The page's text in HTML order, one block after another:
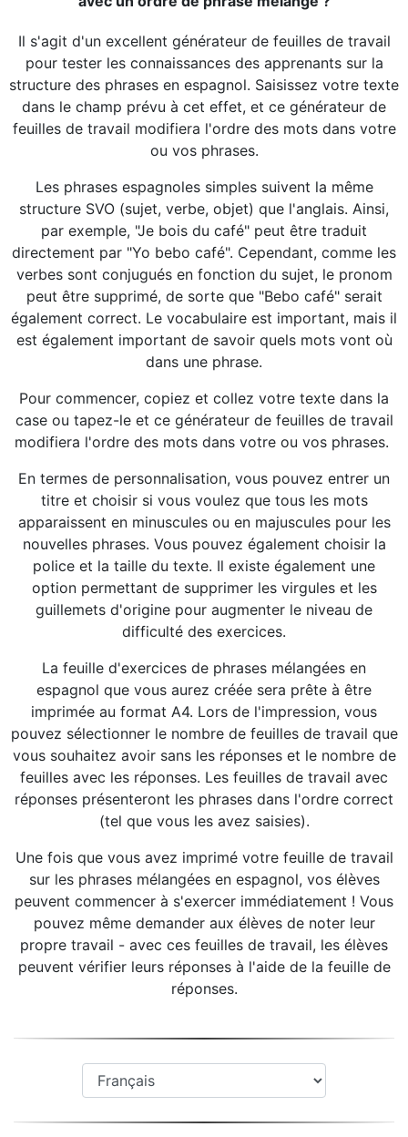
Il s'agit d'un excellent générateur de feuilles de travail
pour tester les connaissances des apprenants sur la
structure des phrases en espagnol. Saisissez votre texte
dans le champ prévu à cet effet, et ce générateur de
feuilles de travail modifiera l'ordre des mots dans votre
ou vos phrases.
Les phrases espagnoles simples suivent la même
structure SVO (sujet, verbe, objet) que l'anglais. Ainsi,
par exemple, "Je bois du café" peut être traduit
directement par "Yo bebo café". Cependant, comme les
verbes sont conjugués en fonction du sujet, le pronom
peut être supprimé, de sorte que "Bebo café" serait
également correct. Le vocabulaire est important, mais il
est également important de savoir quels mots vont où
dans une phrase.
Pour commencer, copiez et collez votre texte dans la
case ou tapez-le et ce générateur de feuilles de travail
modifiera l'ordre des mots dans votre ou vos phrases.
En termes de personnalisation, vous pouvez entrer un
titre et choisir si vous voulez que tous les mots
apparaissent en minuscules ou en majuscules pour les
nouvelles phrases. Vous pouvez également choisir la
police et la taille du texte. Il existe également une
option permettant de supprimer les virgules et les
guillemets d'origine pour augmenter le niveau de
difficulté des exercices.
La feuille d'exercices de phrases mélangées en
espagnol que vous aurez créée sera prête à être
imprimée au format A4. Lors de l'impression, vous
pouvez sélectionner le nombre de feuilles de travail que
vous souhaitez avoir sans les réponses et le nombre de
feuilles avec les réponses. Les feuilles de travail avec
réponses présenteront les phrases dans l'ordre correct
(tel que vous les avez saisies).
Une fois que vous avez imprimé votre feuille de travail
sur les phrases mélangées en espagnol, vos élèves
peuvent commencer à s'exercer immédiatement ! Vous
pouvez même demander aux élèves de noter leur
propre travail - avec ces feuilles de travail, les élèves
peuvent vérifier leurs réponses à l'aide de la feuille de
réponses.